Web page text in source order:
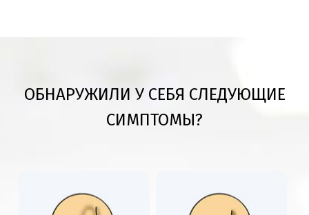
ОБНАРУЖИЛИ У СЕБЯ СЛЕДУЮЩИЕ
СИМПТОМЫ?